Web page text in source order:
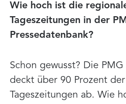
Wie hoch ist die
Tageszeitungen in der
Pressedatenbank?
Schon gewusst? Die
deckt über 90 Prozent
Tageszeitungen ab. Wie